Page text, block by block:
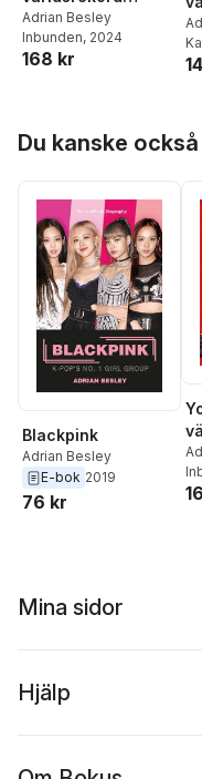
(Uppdaterad 2024)
Adrian Besley
Inbunden, 2024
168 kr
Du kanske
Blackpink
Adrian Besley
E-bok 2019
76 kr
Mina sidor
Hjälp